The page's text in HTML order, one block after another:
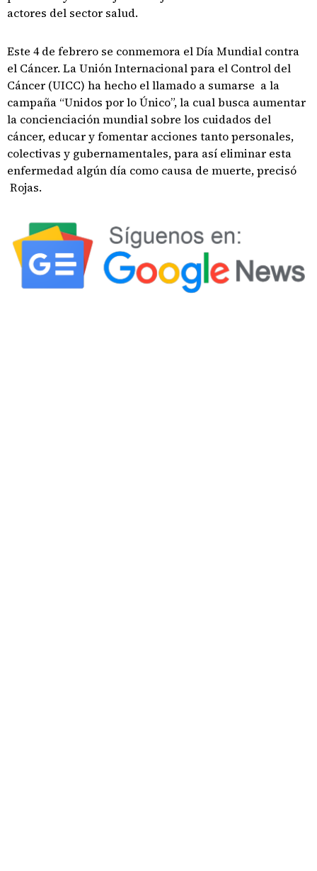
actores del sector salud.
Este 4 de febrero se conmemora el Día Mundial contra
el Cáncer. La Unión Internacional para el Control del
Cáncer (UICC) ha hecho el llamado a sumarse a la
campaña “Unidos por lo Único”, la cual busca aumentar
la concienciación mundial sobre los cuidados del
cáncer, educar y fomentar acciones tanto personales,
colectivas y gubernamentales, para así eliminar esta
enfermedad algún día como causa de muerte, precisó
Rojas.